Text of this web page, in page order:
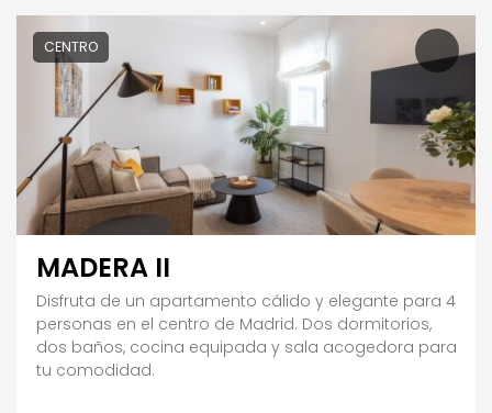
CENTRO
MADERA II
Disfruta de un apartamento cálido y elegante para 4
personas en el centro de Madrid. Dos dormitorios,
dos baños, cocina equipada y sala acogedora para
tu comodidad.